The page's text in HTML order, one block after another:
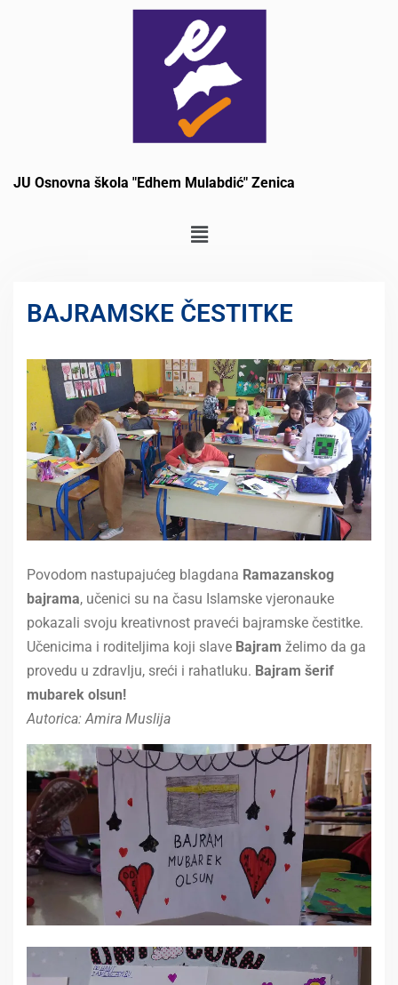
JU Osnovna škola "Edhem Mulabdić" Zenica
BAJRAMSKE ČESTITKE
Povodom nastupajućeg blagdana Ramazanskog
bajrama, učenici su na času Islamske vjeronauke
pokazali svoju kreativnost praveći bajramske čestitke.
Učenicima i roditeljima koji slave Bajram želimo da ga
provedu u zdravlju, sreći i rahatluku. Bajram šerif
mubarek olsun!
Autorica: Amira Muslija